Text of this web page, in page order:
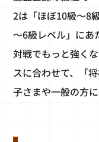
2は「ほぼ10級～8
～6級レベル」にあ
対戦でもっと強く
スに合わせて、「
子さまや一般の方